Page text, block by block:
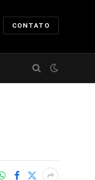
CONTATO